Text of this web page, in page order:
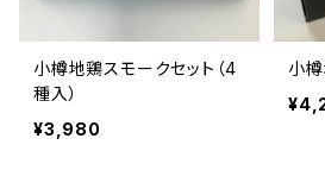
小樽地鶏スモークセット（4
種入）
¥3,980
小樽